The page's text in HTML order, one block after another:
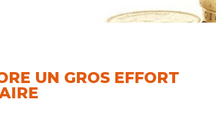
UN GROS EFFORT